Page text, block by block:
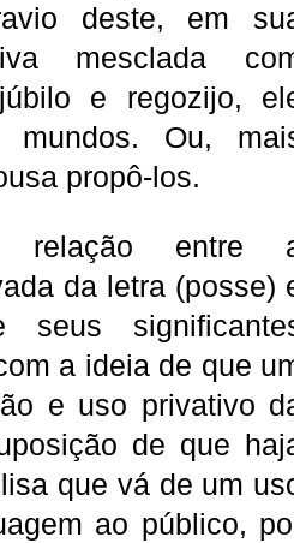
deste, em
mesclada
e regozijo,
mundos. Ou,
propô-los.
relação entre
da letra (posse)
a ideia de que
e uso privativo
de que
que vá de um
ao público,